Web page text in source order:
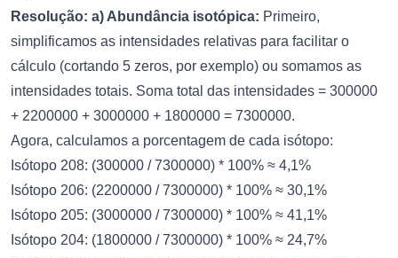
Resolução: a) Abundância isotópica: Primeiro,
simplificamos as intensidades relativas para facilitar o
cálculo (cortando 5 zeros, por exemplo) ou somamos as
intensidades totais. Soma total das intensidades = 300000
+ 2200000 + 3000000 + 1800000 = 7300000.
Agora, calculamos a porcentagem de cada isótopo:
Isótopo 208: (300000 / 7300000) * 100% ≈ 4,1%
Isótopo 206: (2200000 / 7300000) * 100% ≈ 30,1%
Isótopo 205: (3000000 / 7300000) * 100% ≈ 41,1%
Isótopo 204: (1800000 / 7300000) * 100% ≈ 24,7%